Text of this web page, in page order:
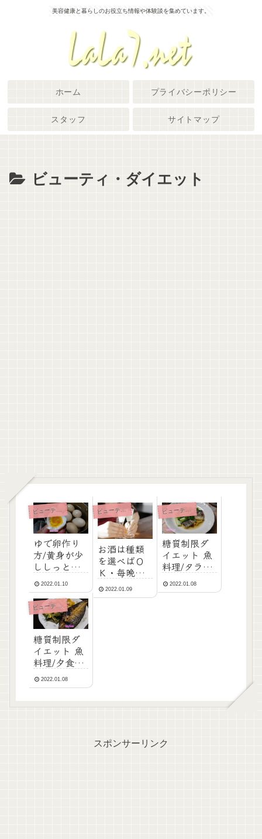
美容健康と暮らしのお役立ち情報や体験談を集めています。
ホーム プライバシーポリシー
スタッフ サイトマップ
ビューティ・ダイエット
ビ ューティ・ダイエット
ゆで卵作り
方/黄身が少
ししっとり7
分/糖質制限
ダイエット
を続けるた
めに
2022.01.10
ビューティ・ダイエット
お酒は種類
を選べばＯ
Ｋ・毎晩の
める糖質制
限ダイエッ
2022.01.09
ビューティ・ダイエット
糖質制限ダ
イエット 魚
料理/タラで
夕食のメイ
ンは糖質0.2
2022.01.08
ビューティ・ダイエット
糖質制限ダ
イエット 魚
料理/夕食は
ホッケの開
きをメイン
ラムに収め
2022.01.08
スポンサーリンク